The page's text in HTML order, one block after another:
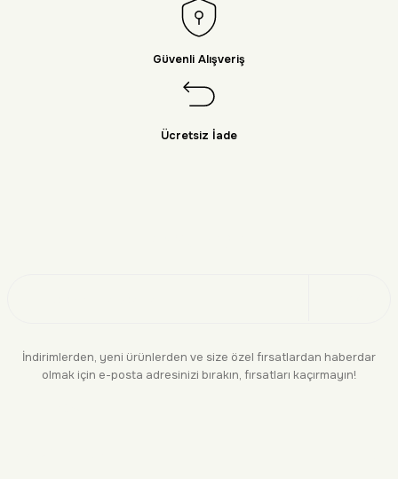
Güvenli Alışveriş
Ücretsiz İade
İndirimlerden, yeni ürünlerden ve size özel fırsatlardan haberdar
olmak için e-posta adresinizi bırakın, fırsatları kaçırmayın!